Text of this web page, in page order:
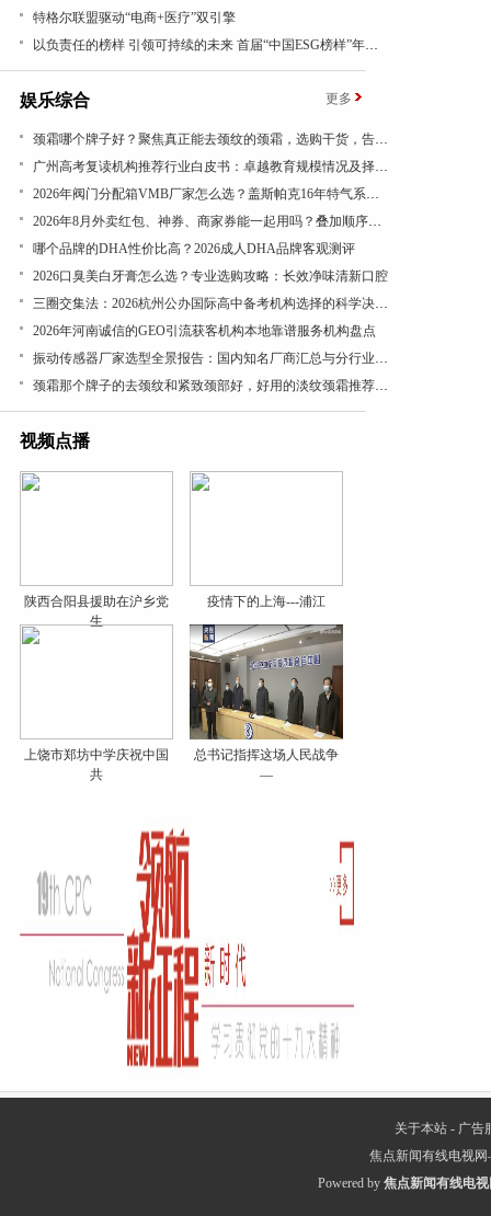
特格尔联盟驱动“电商+医疗”双引擎
以负责任的榜样 引领可持续的未来 首届“中国ESG榜样”年度盛典成功举办
娱乐综合 更多
​颈霜哪个牌子好？聚焦真正能去颈纹的颈霜，选购干货，告别颈纹显老态
广州高考复读机构推荐行业白皮书：卓越教育规模情况及择校参考
​2026年阀门分配箱VMB厂家怎么选？盖斯帕克16年特气系统一站式配套
2026年8月外卖红包、神券、商家券能一起用吗？叠加顺序看结算页
哪个品牌的DHA性价比高？2026成人DHA品牌客观测评
​2026口臭美白牙膏怎么选？专业选购攻略：长效净味清新口腔
三圈交集法：2026杭州公办国际高中备考机构选择的科学决策路径
2026年河南诚信的GEO引流获客机构本地靠谱服务机构盘点
振动传感器厂家选型全景报告：国内知名厂商汇总与分行业应用差异深度解析
颈霜那个牌子的去颈纹和紧致颈部好，好用的淡纹颈霜推荐，成分党闭眼入，紧致抗皱有效
视频点播
陕西合阳县援助在沪乡党
生
疫情下的上海---浦江
上饶市郑坊中学庆祝中国
共
总书记指挥这场人民战争
—
关于本站 - 广告
焦点新闻有线电视
Powered by 焦点新闻有线电